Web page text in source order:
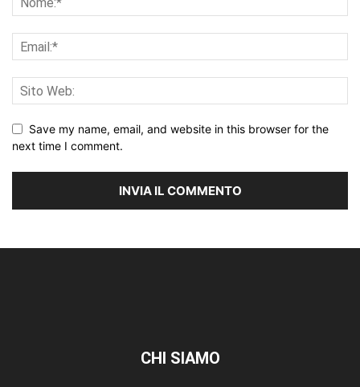
Save my name, email, and website in this browser for the
next time I comment.
CHI SIAMO